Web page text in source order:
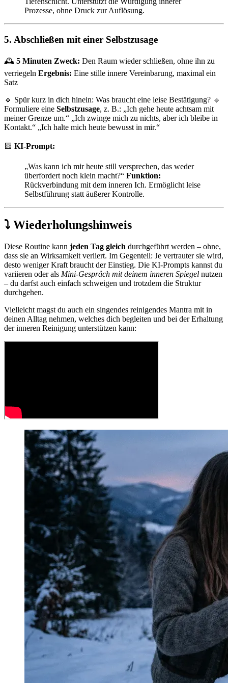
Prozesse, ohne Druck zur Auflösung.
5. Abschließen mit einer Selbstzusage
🕰 5 Minuten Zweck: Den Raum wieder schließen, ohne ihn zu
verriegeln Ergebnis: Eine stille innere Vereinbarung, maximal ein
Satz
🔹 Spür kurz in dich hinein: Was braucht eine leise Bestätigung? 🔹
Formuliere eine Selbstzusage, z. B.: „Ich gehe heute achtsam mit
meiner Grenze um.“ „Ich zwinge mich zu nichts, aber ich bleibe in
Kontakt.“ „Ich halte mich heute bewusst in mir.“
🟨 KI-Prompt:
„Was kann ich mir heute still versprechen, das weder
überfordert noch klein macht?“ Funktion:
Rückverbindung mit dem inneren Ich. Ermöglicht leise
Selbstführung statt äußerer Kontrolle.
⤵ Wiederholungshinweis
Diese Routine kann jeden Tag gleich durchgeführt werden – ohne,
dass sie an Wirksamkeit verliert. Im Gegenteil: Je vertrauter sie wird,
desto weniger Kraft braucht der Einstieg. Die KI-Prompts kannst du
variieren oder als Mini-Gespräch mit deinem inneren Spiegel nutzen
– du darfst auch einfach schweigen und trotzdem die Struktur
durchgehen.
Vielleicht magst du auch ein singendes reinigendes Mantra mit in
deinen Alltag nehmen, welches dich begleiten und bei der Erhaltung
der inneren Reinigung unterstützen kann: